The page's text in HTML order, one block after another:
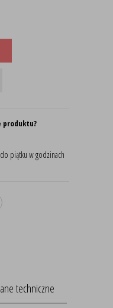
produktu?
piątku w godzinach
techniczne